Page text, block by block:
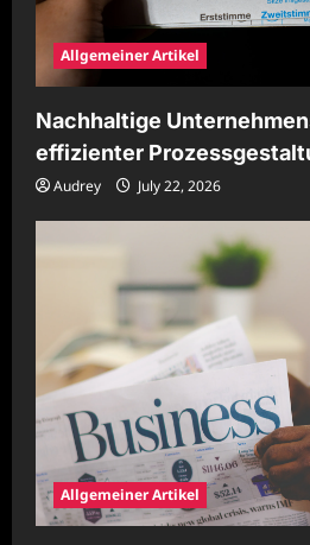
Allgemeiner Artikel
Nachhaltige
effizienter
Audrey July 22, 2026
Allgemeiner Artikel